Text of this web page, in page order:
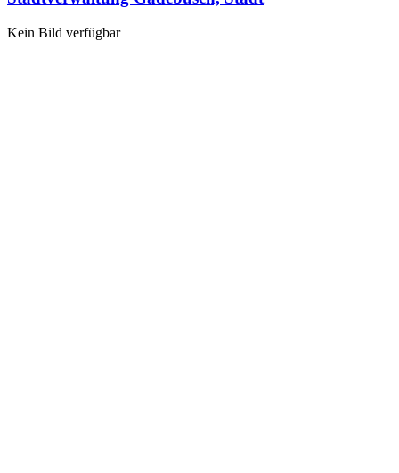
Kein Bild verfügbar